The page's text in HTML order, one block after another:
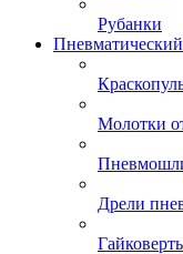
Рубанки
Молотки
Дрели